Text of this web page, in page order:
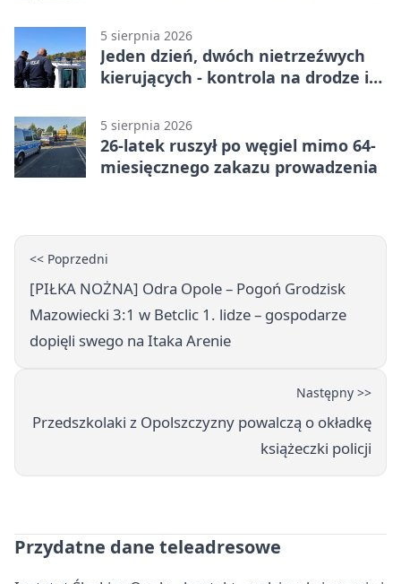
5 sierpnia 2026
Jeden dzień, dwóch nietrzeźwych
kierujących - kontrola na drodze i
5 sierpnia 2026
26-latek ruszył po węgiel mimo 64-
miesięcznego zakazu prowadzenia
<< Poprzedni
[PIŁKA NOŻNA] Odra Opole – Pogoń Grodzisk
Mazowiecki 3:1 w Betclic 1. lidze – gospodarze
dopięli swego na Itaka Arenie
Następny >>
Przedszkolaki z Opolszczyzny powalczą o okładkę
książeczki policji
Przydatne dane teleadresowe